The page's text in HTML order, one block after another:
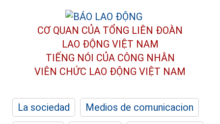
CƠ QUAN CỦA TỔNG LIÊN ĐOÀN
LAO ĐỘNG VIỆT NAM
TIẾNG NÓI CỦA CÔNG NHÂN
VIÊN CHỨC LAO ĐỘNG VIỆT NAM
La sociedad
Medios de comunicacion